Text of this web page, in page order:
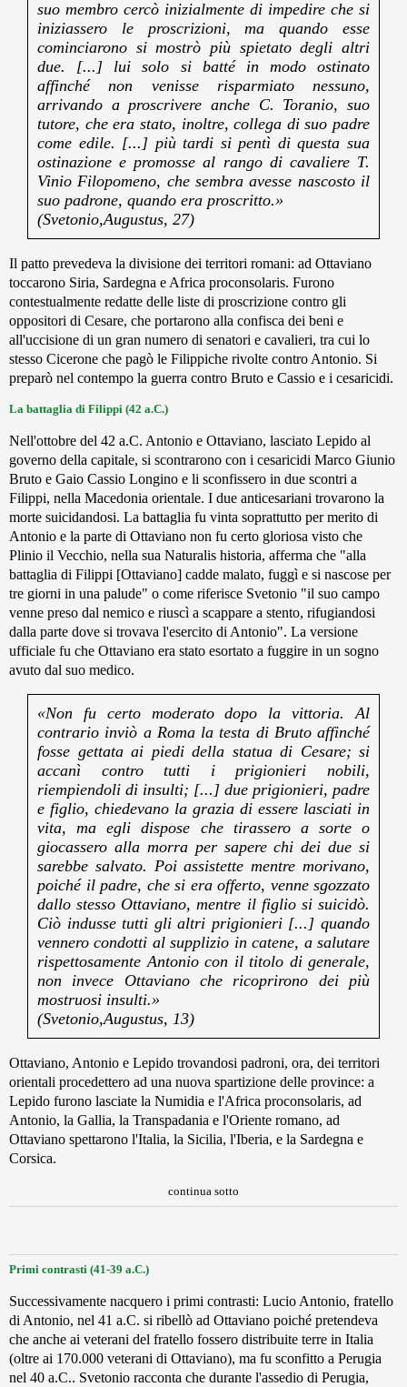
suo membro cercò inizialmente di impedire che si
iniziassero le proscrizioni, ma quando esse
cominciarono si mostrò più spietato degli altri
due. [...] lui solo si batté in modo ostinato
affinché non venisse risparmiato nessuno,
arrivando a proscrivere anche C. Toranio, suo
tutore, che era stato, inoltre, collega di suo padre
come edile. [...] più tardi si pentì di questa sua
ostinazione e promosse al rango di cavaliere T.
Vinio Filopomeno, che sembra avesse nascosto il
suo padrone, quando era proscritto.»
(Svetonio,Augustus, 27)
Il patto prevedeva la divisione dei territori romani: ad Ottaviano
toccarono Siria, Sardegna e Africa proconsolaris. Furono
contestualmente redatte delle liste di proscrizione contro gli
oppositori di Cesare, che portarono alla confisca dei beni e
all'uccisione di un gran numero di senatori e cavalieri, tra cui lo
stesso Cicerone che pagò le Filippiche rivolte contro Antonio. Si
preparò nel contempo la guerra contro Bruto e Cassio e i cesaricidi.
La battaglia di Filippi (42 a.C.)
Nell'ottobre del 42 a.C. Antonio e Ottaviano, lasciato Lepido al
governo della capitale, si scontrarono con i cesaricidi Marco Giunio
Bruto e Gaio Cassio Longino e li sconfissero in due scontri a
Filippi, nella Macedonia orientale. I due anticesariani trovarono la
morte suicidandosi. La battaglia fu vinta soprattutto per merito di
Antonio e la parte di Ottaviano non fu certo gloriosa visto che
Plinio il Vecchio, nella sua Naturalis historia, afferma che "alla
battaglia di Filippi [Ottaviano] cadde malato, fuggì e si nascose per
tre giorni in una palude" o come riferisce Svetonio "il suo campo
venne preso dal nemico e riuscì a scappare a stento, rifugiandosi
dalla parte dove si trovava l'esercito di Antonio". La versione
ufficiale fu che Ottaviano era stato esortato a fuggire in un sogno
avuto dal suo medico.
«Non fu certo moderato dopo la vittoria. Al
contrario inviò a Roma la testa di Bruto affinché
fosse gettata ai piedi della statua di Cesare; si
accanì contro tutti i prigionieri nobili,
riempiendoli di insulti; [...] due prigionieri, padre
e figlio, chiedevano la grazia di essere lasciati in
vita, ma egli dispose che tirassero a sorte o
giocassero alla morra per sapere chi dei due si
sarebbe salvato. Poi assistette mentre morivano,
poiché il padre, che si era offerto, venne sgozzato
dallo stesso Ottaviano, mentre il figlio si suicidò.
Ciò indusse tutti gli altri prigionieri [...] quando
vennero condotti al supplizio in catene, a salutare
rispettosamente Antonio con il titolo di generale,
non invece Ottaviano che ricoprirono dei più
mostruosi insulti.»
(Svetonio,Augustus, 13)
Ottaviano, Antonio e Lepido trovandosi padroni, ora, dei territori
orientali procedettero ad una nuova spartizione delle province: a
Lepido furono lasciate la Numidia e l'Africa proconsolaris, ad
Antonio, la Gallia, la Transpadania e l'Oriente romano, ad
Ottaviano spettarono l'Italia, la Sicilia, l'Iberia, e la Sardegna e
Corsica.
continua sotto
Primi contrasti (41-39 a.C.)
Successivamente nacquero i primi contrasti: Lucio Antonio, fratello
di Antonio, nel 41 a.C. si ribellò ad Ottaviano poiché pretendeva
che anche ai veterani del fratello fossero distribuite terre in Italia
(oltre ai 170.000 veterani di Ottaviano), ma fu sconfitto a Perugia
nel 40 a.C.. Svetonio racconta che durante l'assedio di Perugia,